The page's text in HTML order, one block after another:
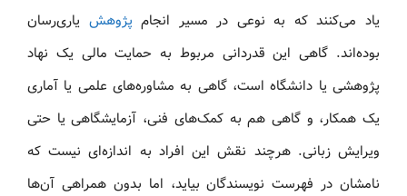
یاد می‌کنند که به نوعی در مسیر انجام پژوهش یاری‌رسان
بوده‌اند. گاهی این قدردانی مربوط به حمایت مالی یک نهاد
پژوهشی یا دانشگاه است، گاهی به مشاوره‌های علمی یا آماری
یک همکار، و گاهی هم به کمک‌های فنی، آزمایشگاهی یا حتی
ویرایش زبانی. هرچند نقش این افراد به اندازه‌ای نیست که
نامشان در فهرست نویسندگان بیاید، اما بدون همراهی آن‌ها